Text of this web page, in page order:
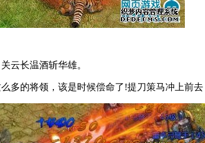
云长温酒斩华雄。
的将领，该是时候偿命了!提刀策马冲上前去